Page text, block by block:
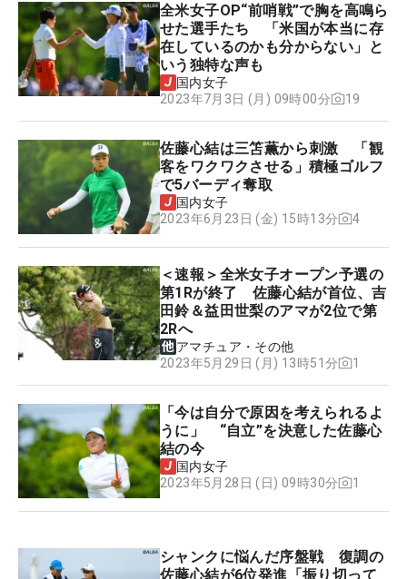
全米女子OP“前哨戦”で胸を高鳴ら
せた選手たち 「米国が本当に存
在しているのかも分からない」と
いう独特な声も
国内女子
2023年7月3日 (月) 09時00分
19
佐藤心結は三笘薫から刺激 「観
客をワクワクさせる」積極ゴルフ
で5バーディ奪取
国内女子
2023年6月23日 (金) 15時13分
4
＜速報＞全米女子オープン予選の
第1Rが終了 佐藤心結が首位、吉
田鈴＆益田世梨のアマが2位で第
2Rへ
アマチュア・その他
2023年5月29日 (月) 13時51分
1
「今は自分で原因を考えられるよ
うに」 “自立”を決意した佐藤心
結の今
国内女子
2023年5月28日 (日) 09時30分
1
シャンクに悩んだ序盤戦 復調の
佐藤心結が6位発進「振り切って